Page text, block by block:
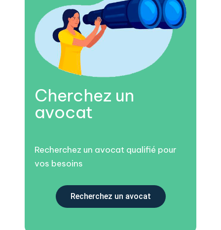
Cherchez un
avocat
Recherchez un avocat qualifié pour
vos besoins
Recherchez un avocat